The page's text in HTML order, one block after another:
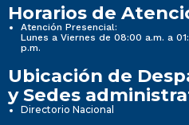
Horarios de
Atención Presencial:
Lunes a Viernes de 08:00 a.m. a
p.m.
Ubicación de
y Sedes
Directorio Nacional